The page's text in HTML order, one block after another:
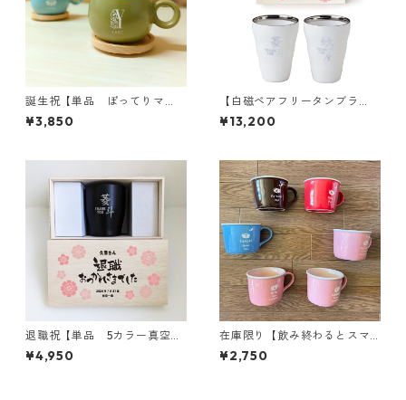
誕生祝【単品 ぽってりマ
グ】6色｜木のコースター付き
｜名入れ｜プレゼント
¥3,850
【白磁ペアフリータンブラ
ー】メッセージ木箱｜両親プ
レゼント
¥13,200
退職祝【単品 5カラー真空ス
テンレスカラータンブラー35
0】メッセージ木箱｜誕生日｜
¥4,950
在庫限り【飲み終わるとスマ
イルが現れるマグカップ】誕
生祝｜名入れ｜プレゼント
¥2,750